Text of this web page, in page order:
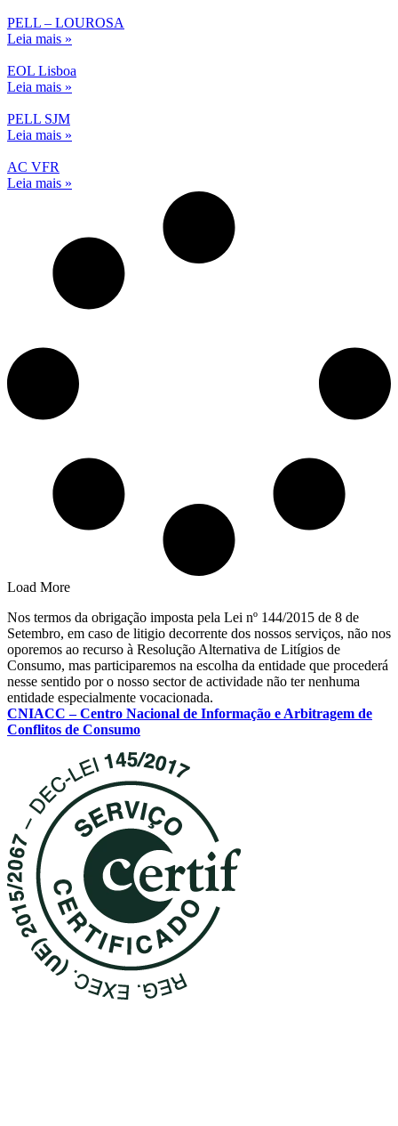
PELL – LOUROSA
Leia mais »
EOL Lisboa
Leia mais »
PELL SJM
Leia mais »
AC VFR
Leia mais »
Load More
Nos termos da obrigação imposta pela Lei nº 144/2015 de 8 de
Setembro, em caso de litigio decorrente dos nossos serviços, não nos
oporemos ao recurso à Resolução Alternativa de Litígios de
Consumo, mas participaremos na escolha da entidade que procederá
nesse sentido por o nosso sector de actividade não ter nenhuma
entidade especialmente vocacionada.
CNIACC – Centro Nacional de Informação e Arbitragem de
Conflitos de Consumo